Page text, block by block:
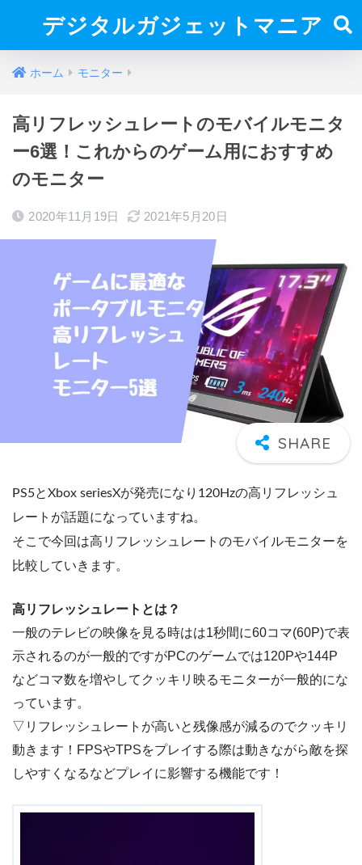
デジタルガジェットマニア
ホーム モニター
高リフレッシュレートのモバイルモニタ
ー6選！これからのゲーム用におすすめ
のモニター
2020年11月19日 2021年5月20日
PS5とXbox seriesXが発売になり120Hzの高リフレッシュ
レートが話題になっていますね。
そこで今回は高リフレッシュレートのモバイルモニターを
比較していきます。
高リフレッシュレートとは？
一般のテレビの映像を見る時はは1秒間に60コマ(60P)で表
示されるのが一般的ですがPCのゲームでは120Pや144P
などコマ数を増やしてクッキリ映るモニターが一般的にな
っています。
▽リフレッシュレートが高いと残像感が減るのでクッキリ
動きます！FPSやTPSをプレイする際は動きながら敵を探
しやすくなるなどプレイに影響する機能です！